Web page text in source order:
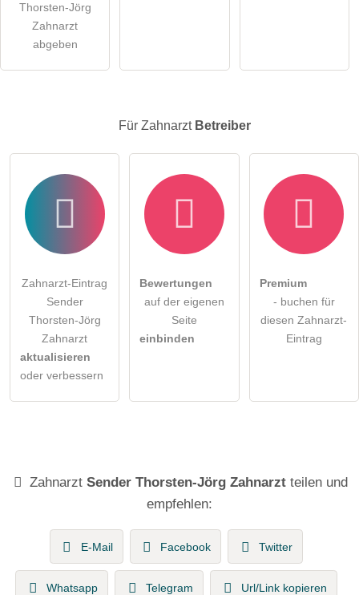
Klicken Sie hier um eine
Zahnarzt-Eintrag zu stellen
Thorsten-Jörg
Zahnarzt
abgeben
Für Zahnarzt Betreiber
Zahnarzt-Eintrag
Sender
Thorsten-Jörg
Zahnarzt
aktualisieren
oder verbessern
Bewertungen
auf der eigenen
Seite
einbinden
Premium
- buchen für
diesen Zahnarzt-
Eintrag
ZahnarztSender Thorsten-Jörg Zahnarzt teilen und
empfehlen:
E-Mail Facebook Twitter
Whatsapp Telegram Url/Link kopieren